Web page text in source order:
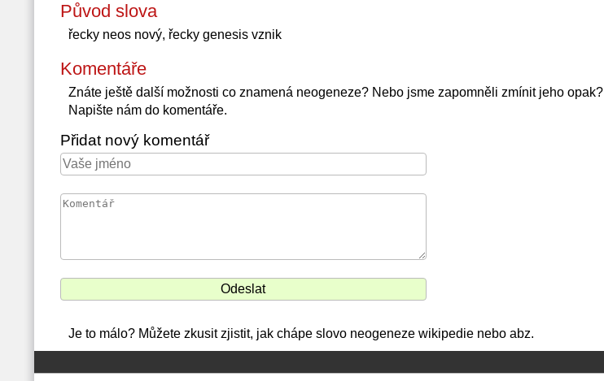
Původ slova
řecky neos nový, řecky genesis vznik
Komentáře
Znáte ještě další možnosti co znamená neogeneze? Nebo jsme zapomněli zmínit jeho opak?
Napište nám do komentáře.
Přidat nový komentář
Je to málo? Můžete zkusit zjistit, jak chápe slovo neogeneze wikipedie nebo abz.